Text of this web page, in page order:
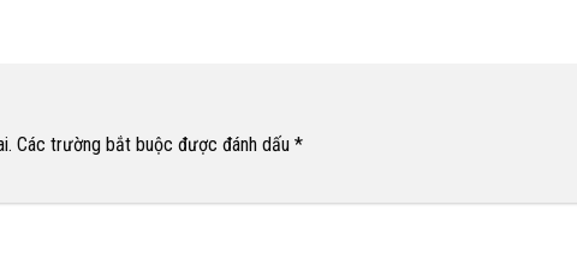
Các trường bắt buộc được đánh dấu *